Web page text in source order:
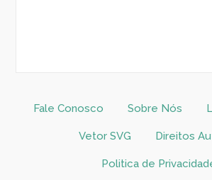
Fale Conosco Sobre Nós
Vetor SVG Direitos
Politica de